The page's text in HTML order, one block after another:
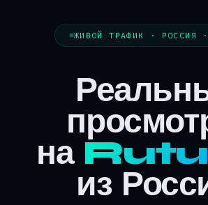
ЖИВОЙ ТРАФИК · РОССИЯ
на
из